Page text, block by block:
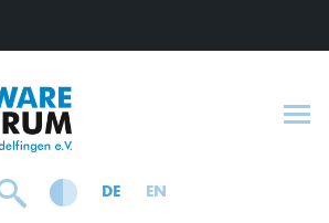
DE EN